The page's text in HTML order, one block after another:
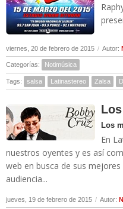
viernes, 20 de febrero de 2015 / Autor:
Categorías: Notimúsica
Tags: salsa Latinastereo Zalsa
Los
En
nuestros oyentes y es así
web en busca de sus
audiencia...
jueves, 19 de febrero de 2015 / Autor: